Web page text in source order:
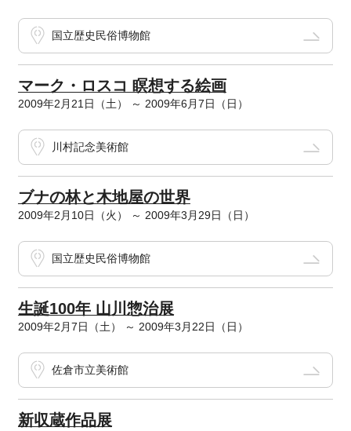
国立歴史民俗博物館
マーク・ロスコ 瞑想する絵画
2009年2月21日（土） ～ 2009年6月7日（日）
川村記念美術館
ブナの林と木地屋の世界
2009年2月10日（火） ～ 2009年3月29日（日）
国立歴史民俗博物館
生誕100年 山川惣治展
2009年2月7日（土） ～ 2009年3月22日（日）
佐倉市立美術館
新収蔵作品展